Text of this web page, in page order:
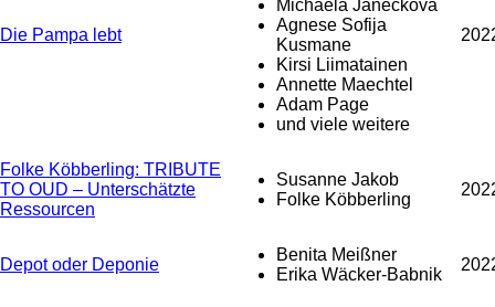
Die Pampa lebt
Michaela Janečková
Agnese Sofija
Kusmane
Kirsi Liimatainen
Annette Maechtel
Adam Page
und viele weitere
Folke Köbberling: TRIBUTE
TO OUD – Unterschätzte
Ressourcen
Susanne Jakob
Folke Köbberling
Depot oder Deponie
Benita Meißner
Erika Wäcker-Babnik